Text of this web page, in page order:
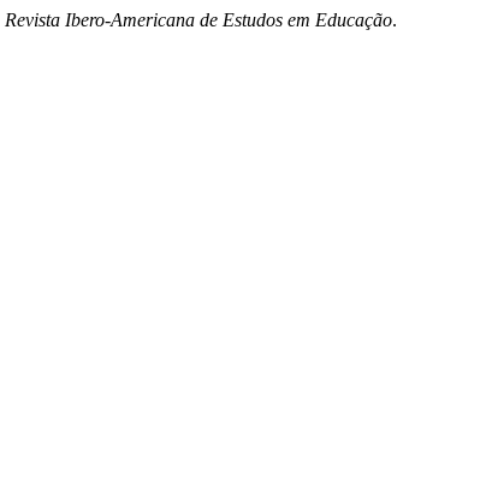
Revista Ibero-Americana de Estudos em Educação.